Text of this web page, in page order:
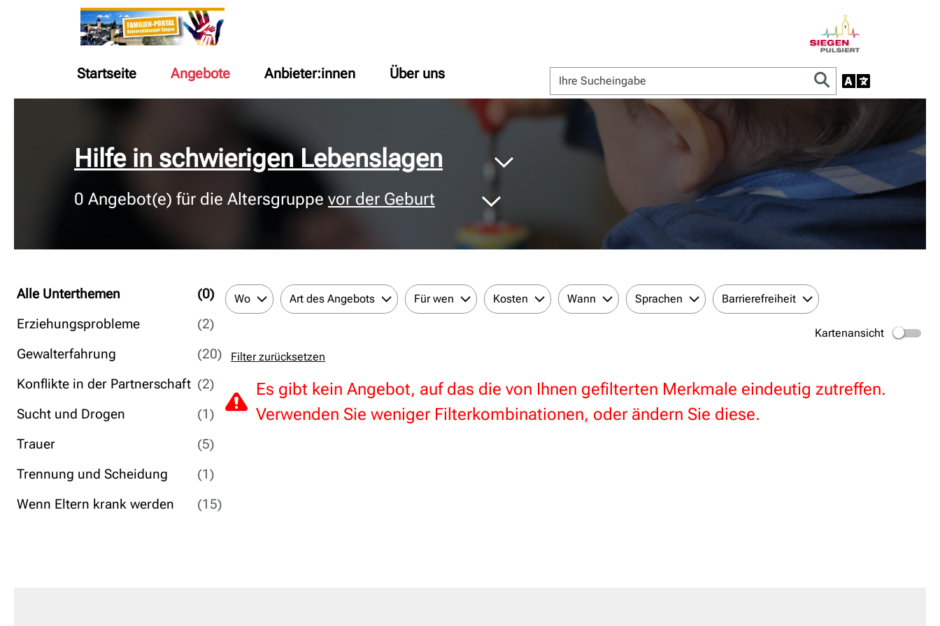
Startseite Angebote Anbieter:innen Über uns
Hilfe in schwierigen Lebenslagen
0 Angebot(e) für die Altersgruppe vor der Geburt
Alle Unterthemen
(0)
Erziehungsprobleme
(2)
Gewalterfahrung
(20)
Konflikte in der Partnerschaft (2)
Sucht und Drogen
(1)
Trauer
(5)
Trennung und Scheidung
(1)
Wenn Eltern krank werden
(15)
Wo Art des Angebots Für wen Kosten Wann Sprachen Barrierefreiheit
Kartenansicht
Filter zurücksetzen
Es gibt kein Angebot, auf das die von Ihnen gefilterten Merkmale eindeutig zutreffen.
Verwenden Sie weniger Filterkombinationen, oder ändern Sie diese.